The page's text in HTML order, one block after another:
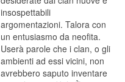
insospettabili
argomentazioni. Talora con
un entusiasmo da neofita.
Userà parole che i clan, o gli
ambienti ad essi vicini, non
avrebbero saputo inventare